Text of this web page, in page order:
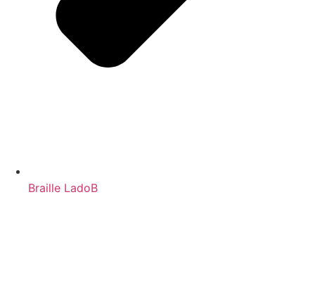
Braille LadoB